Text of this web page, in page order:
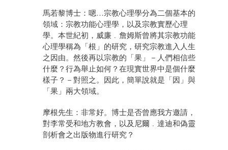
馬若黎博士：嗯…宗教心理學分為二個基本的
領域：宗教功能心理學，以及宗教實歷心理
學。本世紀初，威廉﹒詹姆斯曾將其宗教功能
心理學稱為「根」的研究，研究宗教進入人生
之因由。然後再以宗教的「果」－人們相信些
什麼？行為舉止如何？在現實世界中是個什麼
樣子？－對照之。因此，簡單說就是「因」與
「果」兩大領域。
摩根先生：非常好。博士是否曾應我方邀請，
對李常受和地方教會，以及尼爾﹒達迪和偽靈
剖析會之出版物進行研究？